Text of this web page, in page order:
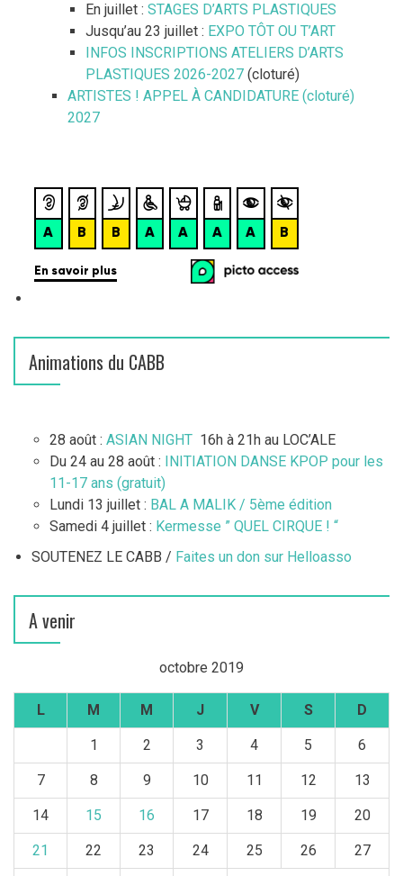
En juillet : STAGES D’ARTS PLASTIQUES
Jusqu’au 23 juillet : EXPO TÔT OU T’ART
INFOS INSCRIPTIONS ATELIERS D’ARTS
PLASTIQUES 2026-2027 (cloturé)
ARTISTES ! APPEL À CANDIDATURE (cloturé)
2027
Animations du CABB
28 août : ASIAN NIGHT 16h à 21h au LOC’ALE
Du 24 au 28 août :
INITIATION DANSE KPOP pour les
11-17 ans (gratuit)
Lundi 13 juillet : BAL A MALIK / 5ème édition
Samedi 4 juillet : Kermesse ” QUEL CIRQUE ! “
SOUTENEZ LE CABB / Faites un don sur Helloasso
A venir
octobre 2019
L M M J V S D
1 2 3 4 5 6
7 8 9 10 11 12 13
14 15 16 17 18 19 20
21 22 23 24 25 26 27